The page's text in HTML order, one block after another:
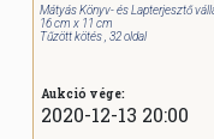
Mátyás Könyv- és Lapterjesztő
16 cm x 11 cm
Tűzött kötés , 32 oldal
Aukció vége:
2020-12-13 20:00